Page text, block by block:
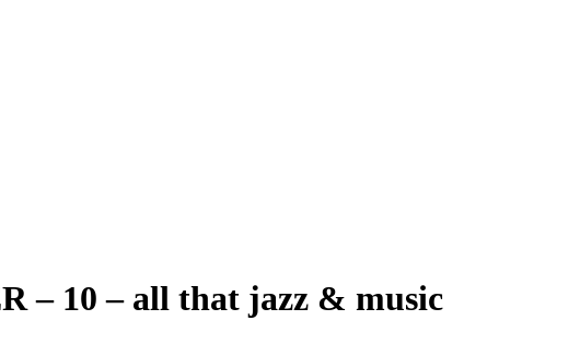
– 10 – all that jazz & music